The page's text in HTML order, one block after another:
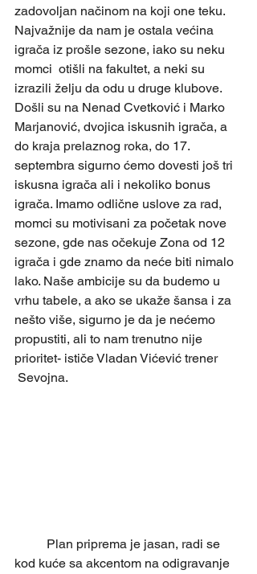
zadovoljan načinom na koji one teku.
Najvažnije da nam je ostala većina
igrača iz prošle sezone, iako su neku
momci  otišli na fakultet, a neki su
izrazili želju da odu u druge klubove.
Došli su na Nenad Cvetković i Marko
Marjanović, dvojica iskusnih igrača, a
do kraja prelaznog roka, do 17.
septembra sigurno ćemo dovesti još tri
iskusna igrača ali i nekoliko bonus
igrača. Imamo odlične uslove za rad,
momci su motivisani za početak nove
sezone, gde nas očekuje Zona od 12
igrača i gde znamo da neće biti nimalo
lako. Naše ambicije su da budemo u
vrhu tabele, a ako se ukaže šansa i za
nešto više, sigurno je da je nećemo
propustiti, ali to nam trenutno nije
prioritet- ističe Vladan Vićević trener
Sevojna.
kod kuće sa akcentom na odigravanje